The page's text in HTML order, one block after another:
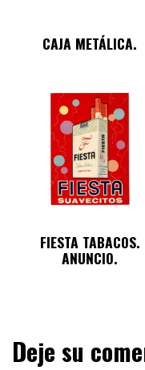
CAJA METÁLICA.
FIESTA TABACOS.
ANUNCIO.
Deje su